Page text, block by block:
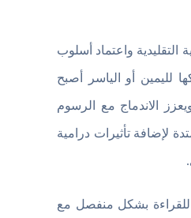
واعتماد أسلوب
لليمين أو الياسر أصبح
الاندماج مع الرسوم
لإضافة تأثيرات درامية
بشكل منفصل مع